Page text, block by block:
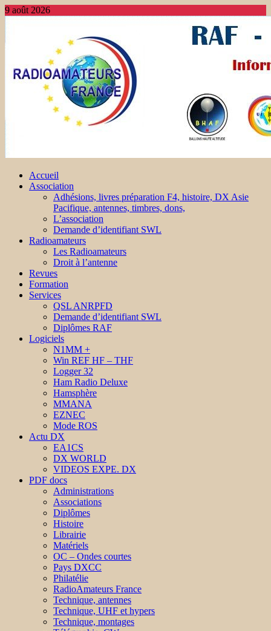
9 août 2026
Accueil
Association
Adhésions, livres préparation F4, histoire, DX Asie
Pacifique, antennes, timbres, dons,
L’association
Demande d’identifiant SWL
Radioamateurs
Les Radioamateurs
Droit à l’antenne
Revues
Formation
Services
QSL ANRPFD
Demande d’identifiant SWL
Diplômes RAF
Logiciels
N1MM +
Win REF HF – THF
Logger 32
Ham Radio Deluxe
Hamsphère
MMANA
EZNEC
Mode ROS
Actu DX
EA1CS
DX WORLD
VIDEOS EXPE. DX
PDF docs
Administrations
Associations
Diplômes
Histoire
Librairie
Matériels
OC – Ondes courtes
Pays DXCC
Philatélie
RadioAmateurs France
Technique, antennes
Technique, UHF et hypers
Technique, montages